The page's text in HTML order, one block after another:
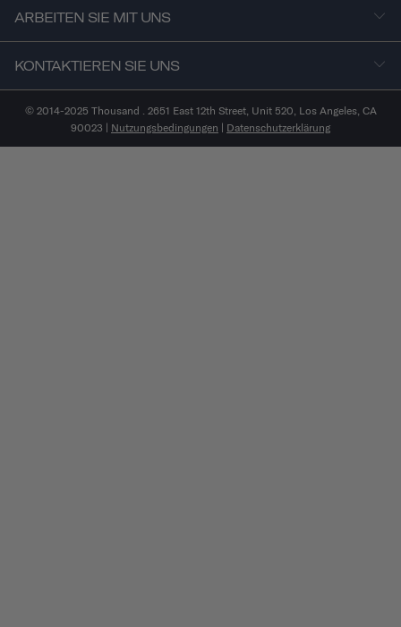
ARBEITEN SIE MIT UNS
KONTAKTIEREN SIE UNS
© 2014-2025 Thousand . 2651 East 12th Street, Unit 520, Los Angeles, CA
90023 | Nutzungsbedingungen | Datenschutzerklärung